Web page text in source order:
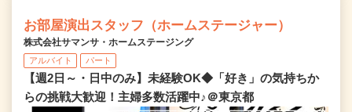
お部屋演出スタッフ（ホームステージャー）
株式会社サマンサ・ホームステージング
アルバイト パート
【週2日～・日中のみ】未経験OK◆「好き」の気持ちか
らの挑戦大歓迎！主婦多数活躍中♪＠東京都